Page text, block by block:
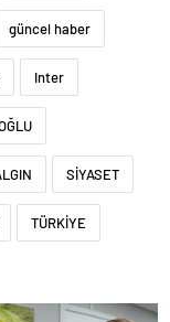
güncel haber
Inter
SİYASET
TÜRKİYE